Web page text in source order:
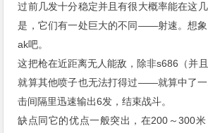
过前几发十分稳定并且有很大概率能在这
是，它们有一处巨大的不同——射速。想
ak吧。
这把枪在近距离无人能敌，除非s686（并
就算其他喷子也无法打得过——就算中了
击间隔里迅速输出6发，结束战斗。
缺点同它的优点一般突出，在200～300